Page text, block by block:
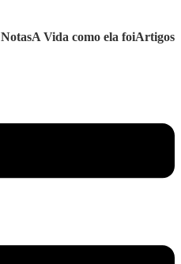
NotasA Vida como ela foiArtigos